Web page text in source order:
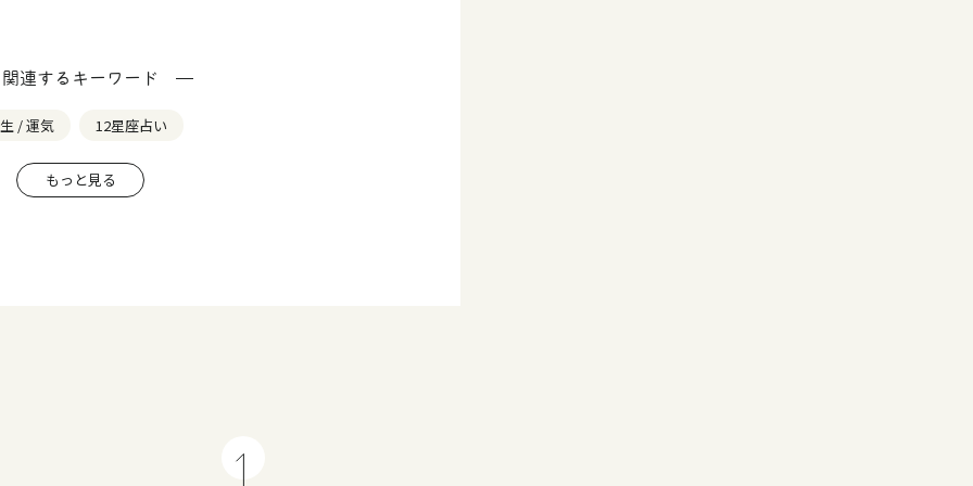
関連するキーワード
/ 運気 12星座占い
もっと見る